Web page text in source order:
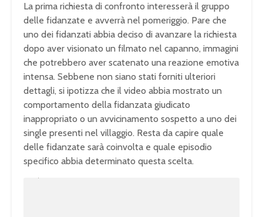
La prima richiesta di confronto interesserà il gruppo
delle fidanzate e avverrà nel pomeriggio. Pare che
uno dei fidanzati abbia deciso di avanzare la richiesta
dopo aver visionato un filmato nel capanno, immagini
che potrebbero aver scatenato una reazione emotiva
intensa. Sebbene non siano stati forniti ulteriori
dettagli, si ipotizza che il video abbia mostrato un
comportamento della fidanzata giudicato
inappropriato o un avvicinamento sospetto a uno dei
single presenti nel villaggio. Resta da capire quale
delle fidanzate sarà coinvolta e quale episodio
specifico abbia determinato questa scelta.